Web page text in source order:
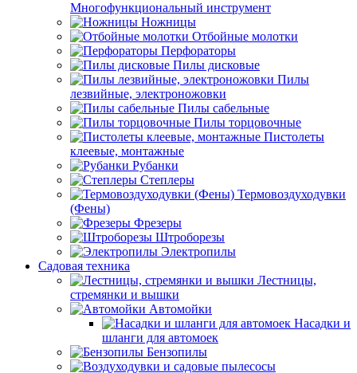
Многофункциональный инструмент
Ножницы
Отбойные молотки
Перфораторы
Пилы дисковые
Пилы
лезвийные, электроножовки
Пилы сабельные
Пилы торцовочные
Пистолеты
клеевые, монтажные
Рубанки
Степлеры
Термовоздуходувки
(Фены)
Фрезеры
Штроборезы
Электропилы
Садовая техника
Лестницы,
стремянки и вышки
Автомойки
Насадки и
шланги для автомоек
Бензопилы